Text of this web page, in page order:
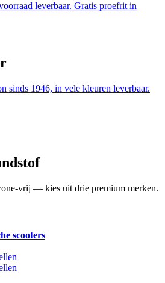
leverbaar. Gratis proefrit in
sinds 1946, in vele kleuren leverbaar.
vrij — kies uit drie premium merken.
scooters